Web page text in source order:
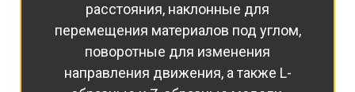
расстояния, наклонные для
перемещения материалов под углом,
поворотные для изменения
направления движения, а также L-